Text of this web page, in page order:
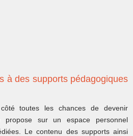
à des supports pédagogiques
toutes les chances de devenir
propose sur un espace personnel
Le contenu des supports ainsi